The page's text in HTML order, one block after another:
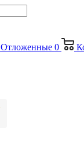
Отложенные 0